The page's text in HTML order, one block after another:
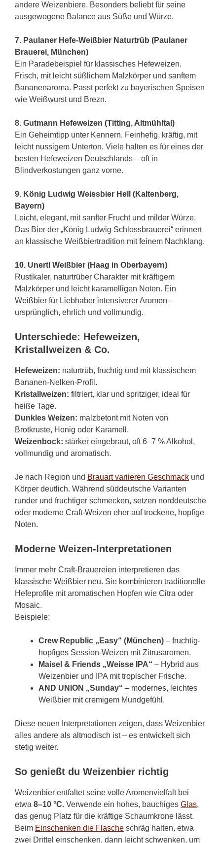
andere Weizenbiere. Besonders beliebt für seine
ausgewogene Balance aus Süße und Würze.
7. Paulaner Hefe-Weißbier Naturtrüb (Paulaner
Brauerei, München)
Ein Paradebeispiel für klassisches Hefeweizen.
Frisch, mit leicht süßlichem Malzkörper und sanftem
Bananenaroma. Passt perfekt zu bayerischen Speisen
wie Weißwurst und Brezn.
8. Gutmann Hefeweizen (Titting, Altmühltal)
Ein Geheimtipp unter Kennern. Feinhefig, kräftig, mit
leicht nussigem Unterton. Viele halten es für eines der
besten Hefeweizen Deutschlands – oft in
Blindverkostungen ganz vorne.
9. König Ludwig Weissbier Hell (Kaltenberg,
Bayern)
Leicht, elegant, mit sanfter Frucht und milder Würze.
Das Bier der „König Ludwig Schlossbrauerei“ erinnert
an klassische Weißbiertradition mit feinem Nachklang.
10. Unertl Weißbier (Haag in Oberbayern)
Rustikaler, naturtrüber Charakter mit kräftigem
Malzkörper und leicht karamelligen Noten. Ein
Weißbier für Liebhaber intensiverer Aromen –
ursprünglich, ehrlich und vollmundig.
Unterschiede: Hefeweizen,
Kristallweizen & Co.
Hefeweizen: naturtrüb, fruchtig und mit klassischem
Bananen-Nelken-Profil.
Kristallweizen: filtriert, klar und spritziger, ideal für
heiße Tage.
Dunkles Weizen: malzbetont mit Noten von
Brotkruste, Honig oder Karamell.
Weizenbock: stärker eingebraut, oft 6–7 % Alkohol,
vollmundig und aromatisch.
Je nach Region und Brauart variieren Geschmack und
Körper deutlich. Während süddeutsche Varianten
runder und fruchtiger schmecken, setzen norddeutsche
oder moderne Craft-Weizen eher auf trockene, hopfige
Noten.
Moderne Weizen-Interpretationen
Immer mehr Craft-Brauereien interpretieren das
klassische Weißbier neu. Sie kombinieren traditionelle
Hefeprofile mit aromatischen Hopfen wie Citra oder
Mosaic.
Beispiele:
Crew Republic „Easy“ (München) – fruchtig-
hopfiges Session-Weizen mit Zitrusaromen.
Maisel & Friends „Weisse IPA“ – Hybrid aus
Weizenbier und IPA mit tropischer Frische.
AND UNION „Sunday“ – modernes, leichtes
Weißbier mit cremigem Mundgefühl.
Diese neuen Interpretationen zeigen, dass Weizenbier
alles andere als altmodisch ist – es entwickelt sich
stetig weiter.
So genießt du Weizenbier richtig
Weizenbier entfaltet seine volle Aromenvielfalt bei
etwa 8–10 °C. Verwende ein hohes, bauchiges Glas,
das genug Platz für die kräftige Schaumkrone lässt.
Beim Einschenken die Flasche schräg halten, etwa
zwei Drittel einschenken, dann leicht schwenken, um